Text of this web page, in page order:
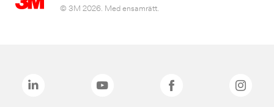
© 3M 2026. Med ensamrätt.